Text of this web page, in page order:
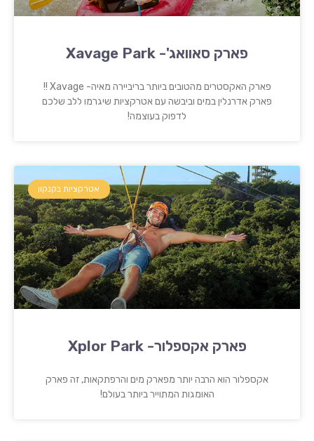
פארק סאוואג'- Xavage Park
פארק האקסטרים מהטובים ביותר בריביירה מאיה- Xavage !!
פארק אדרנלין במים וביבשה עם אטרקציות שיגרמו ללב שלכם
לדפוק בעוצמה!
אטרקציות בקנקון
פארק אקספלור- Xplor Park
אקספלור הוא הרבה יותר מפארק מים והרפתקאות, זה פארק
האומגות המתוייר ביותר בעולם!